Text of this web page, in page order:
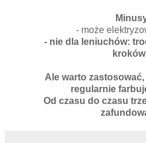
- może
- nie dla leniuchów:
Ale warto
regularnie
Od czasu do czasu